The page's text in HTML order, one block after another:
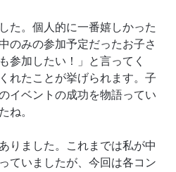
た。個人的に一番嬉しかった
のみの参加予定だったお子さ
参加したい！」と言ってく
れたことが挙げられます。子
イベントの成功を物語ってい
ね。
りました。これまでは私が中
ていましたが、今回は各コン